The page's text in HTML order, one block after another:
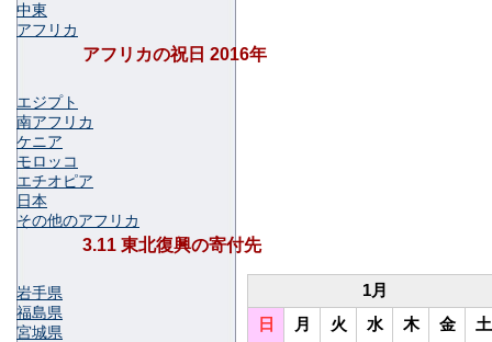
1月
日
月 火 水 木 金
土
中東
アフリカ
アフリカの祝日 2016年
エジプト
南アフリカ
ケニア
モロッコ
エチオピア
日本
その他のアフリカ
3.11 東北復興の寄付先
岩手県
福島県
宮城県